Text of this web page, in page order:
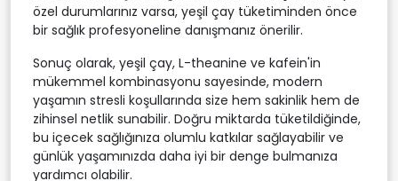
özel durumlarınız varsa, yeşil çay tüketiminden önce
bir sağlık profesyoneline danışmanız önerilir.
Sonuç olarak, yeşil çay, L-theanine ve kafein'in
mükemmel kombinasyonu sayesinde, modern
yaşamın stresli koşullarında size hem sakinlik hem de
zihinsel netlik sunabilir. Doğru miktarda tüketildiğinde,
bu içecek sağlığınıza olumlu katkılar sağlayabilir ve
günlük yaşamınızda daha iyi bir denge bulmanıza
yardımcı olabilir.